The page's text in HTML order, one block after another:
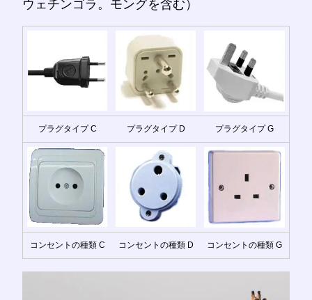
ウェチンゴラ。モングを含む）
プラグタイプ C プラグタイプ D プラグタイプ G
コンセントの種類 C コンセントの種類 D コンセントの種類 G